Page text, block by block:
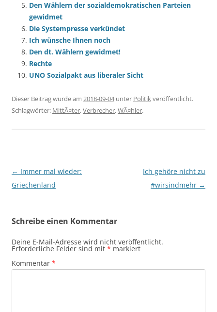
Den Wählern der sozialdemokratischen Parteien
gewidmet
Die Systempresse verkündet
Ich wünsche Ihnen noch
Den dt. Wählern gewidmet!
Rechte
UNO Sozialpakt aus liberaler Sicht
Dieser Beitrag wurde am 2018-09-04unter Politikveröffentlicht.
Schlagwörter: MittÃ¤ter,Verbrecher,WÃ¤hler.
Beitragsnavigation
← Immer mal wieder:
Griechenland
Ich gehöre nicht zu
#wirsindmehr →
Schreibe einen Kommentar
Deine E-Mail-Adresse wird nicht veröffentlicht.
Erforderliche Felder sind mit * markiert
Kommentar *